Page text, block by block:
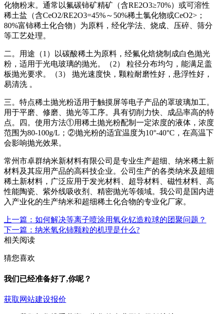
化物粉末。通常以氟碳铈矿精矿（含RE2O3≥70%）或可溶性
稀土盐（含CeO2/RE2O3=45%～50%稀土氯化物或CeO2>；
80%富铈稀土化合物）为原料，经化学法、烧成、压碎、筛分
等工艺处理。
二。用途（1）以碳酸稀土为原料，经氟化焙烧制成白色抛光
粉，适用于光电玻璃的抛光。（2） 粒径分布均匀，能满足盖
板抛光要求。（3） 抛光速度快，颗粒耐磨性好，悬浮性好，
易清洗 。
三。特点稀土抛光粉适用于触摸屏等电子产品的罩玻璃加工。
用于平磨、修磨、抛光等工序。具有切削力快、成品率高的特
点。四。使用方法①用稀土抛光粉配制一定浓度的液体，浓度
范围为80-100g/L；②抛光粉的适宜温度为10°-40°C，在高温下
会影响抛光效果。
常州市卓群纳米新材料有限公司是专业生产超细、纳米稀土新
材料及其应用产品的高科技企业。公司生产的各类纳米及超细
稀土新材料，广泛应用于发光材料、超导材料、磁性材料、高
性能陶瓷、紫外线吸收剂、精密抛光等领域。我公司是国内进
入产业化的生产纳米和超细稀土化合物的专业化厂家。
上一篇：如何解决等离子喷涂用氧化钇造粒球的团聚问题？
下一篇：纳米氧化铈颗粒的机理是什么?
相关阅读
猜您喜欢
我们已经准备好了,你呢？
获取网站建设报价